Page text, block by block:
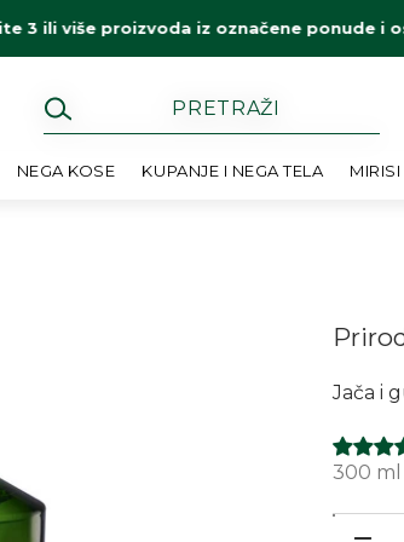
3 ili više proizvoda iz označene ponude i
NEGA KOSE KUPANJE I NEGA TELA MIRISI
Jača i
300 ml